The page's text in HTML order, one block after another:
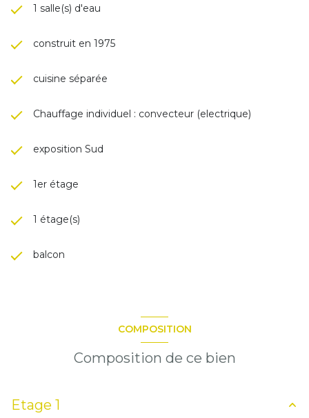
1 salle(s) d'eau
construit en 1975
cuisine séparée
Chauffage individuel : convecteur (electrique)
exposition Sud
1er étage
1 étage(s)
balcon
COMPOSITION
Composition de ce bien
Etage 1